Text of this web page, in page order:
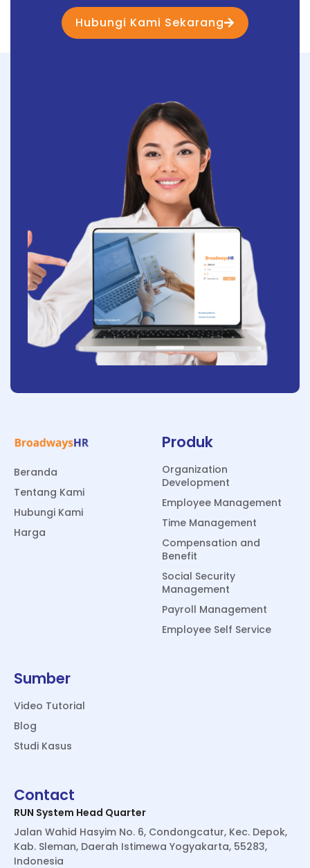
Hubungi Kami Sekarang
Beranda
Tentang Kami
Hubungi Kami
Harga
Produk
Organization
Development
Employee Management
Time Management
Compensation and
Benefit
Social Security
Management
Payroll Management
Employee Self Service
Sumber
Video Tutorial
Blog
Studi Kasus
Contact
RUN System Head Quarter
Jalan Wahid Hasyim No. 6, Condongcatur, Kec. Depok,
Kab. Sleman, Daerah Istimewa Yogyakarta, 55283,
Indonesia